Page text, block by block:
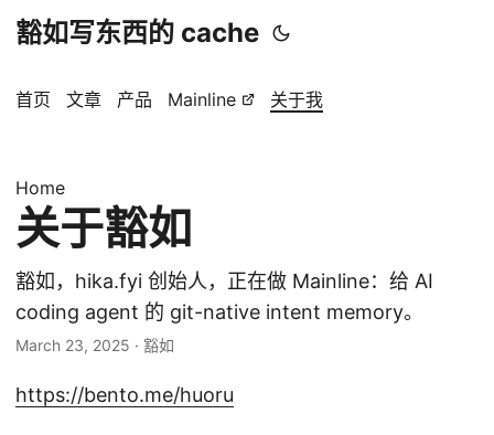
豁如写东西的 cache
首页 文章 产品 Mainline 关于我
Home
关于豁如
豁如，hika.fyi 创始人，正在做 Mainline：给 AI
coding agent 的 git-native intent memory。
March 23, 2025 · 豁如
https://bento.me/huoru